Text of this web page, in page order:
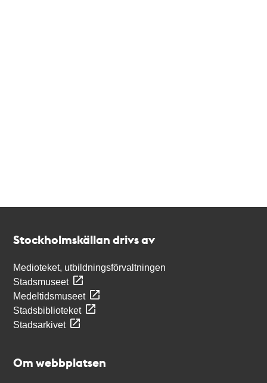
Stockholmskällan drivs av
Medioteket, utbildningsförvaltningen
Stadsmuseet
Medeltidsmuseet
Stadsbiblioteket
Stadsarkivet
Om webbplatsen